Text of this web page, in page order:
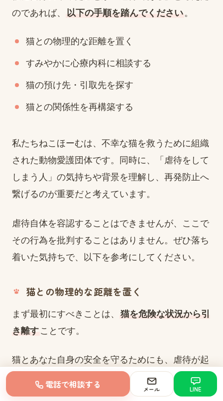
のであれば、
以下の手順を踏んでください。
猫との物理的な距離を置く
すみやかに心療内科に相談する
猫の預け先・引取先を探す
猫との関係性を再構築する
私たちねこほーむは、不幸な猫を救うために組織
された動物愛護団体です。同時に、「虐待をして
しまう人」の気持ちや背景を理解し、再発防止へ
繋げるのが重要だと考えています。
虐待自体を容認することはできませんが、ここで
その行為を批判することはありません。ぜひ落ち
着いた気持ちで、以下を参考にしてください。
猫との物理的な距離を置く
まず最初にすべきことは、 猫を危険な状況から引
き離すことです。
猫とあなた自身の安全を守るためにも、虐待が起
こらないだけの距離を取りましょう。
電話で相談する メール LINE